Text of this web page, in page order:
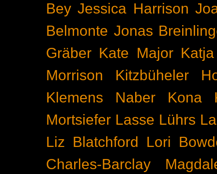
Bey Jessica Harrison
Belmonte Jonas
Gräber Kate Major
Morrison
Kitzbüheler
Klemens Naber
Kona
Mortsiefer Lasse Lührs
Liz Blatchford
Lori
Charles-Barclay